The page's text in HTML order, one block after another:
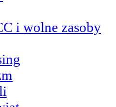
i wolne zasoby